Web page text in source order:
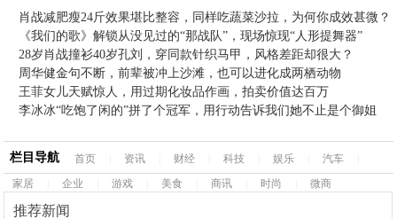
肖战减肥瘦24斤效果堪比整容，同样吃蔬菜沙拉，为何你成效甚微？
《我们的歌》解锁从没见过的“那战队”，现场惊现“人形提舞器”
28岁肖战撞衫40岁孔刘，穿同款针织马甲，风格差距却很大？
周华健金句不断，前辈被冲上沙滩，也可以进化成两栖动物
王菲女儿天赋惊人，用过期化妆品作画，拍卖价值达百万
李冰冰“吃饱了闲的”拼了个冠军，用行动告诉我们她不止是个御姐
栏目导航 首页 资讯 财经 科技 娱乐 汽车
家居
企业 游戏 美食 商讯 时尚 微商
推荐新闻